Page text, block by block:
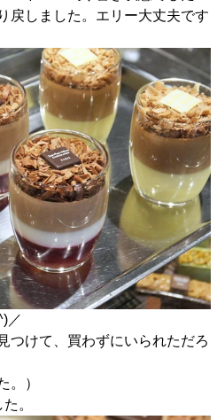
戻しました。エリー大丈夫です
／
つけて、買わずにいられただろ
。）
。